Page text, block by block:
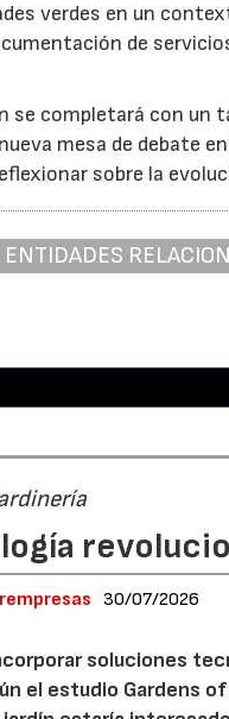
verdes en un
de
se completará con un
mesa de debate
sobre la
ENTIDADES
30/07/2026
soluciones
el estudio Gardens